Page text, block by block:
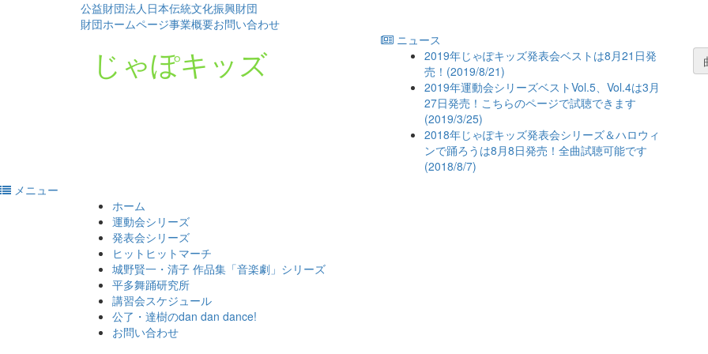
公益財団法人日本伝統文化振興財団
財団ホームページ事業概要お問い合わせ
じゃぽキッズ
ニュース
2019年じゃぽキッズ発表会ベストは8月21日発
売！(2019/8/21)
2019年運動会シリーズベストVol.5、Vol.4は3月
27日発売！こちらのページで試聴できます
(2019/3/25)
2018年じゃぽキッズ発表会シリーズ＆ハロウィ
ンで踊ろうは8月8日発売！全曲試聴可能です
(2018/8/7)
メニュー
ホーム
運動会シリーズ
発表会シリーズ
ヒットヒットマーチ
城野賢一・清子 作品集「音楽劇」シリーズ
平多舞踊研究所
講習会スケジュール
公了・達樹のdan dan dance!
お問い合わせ